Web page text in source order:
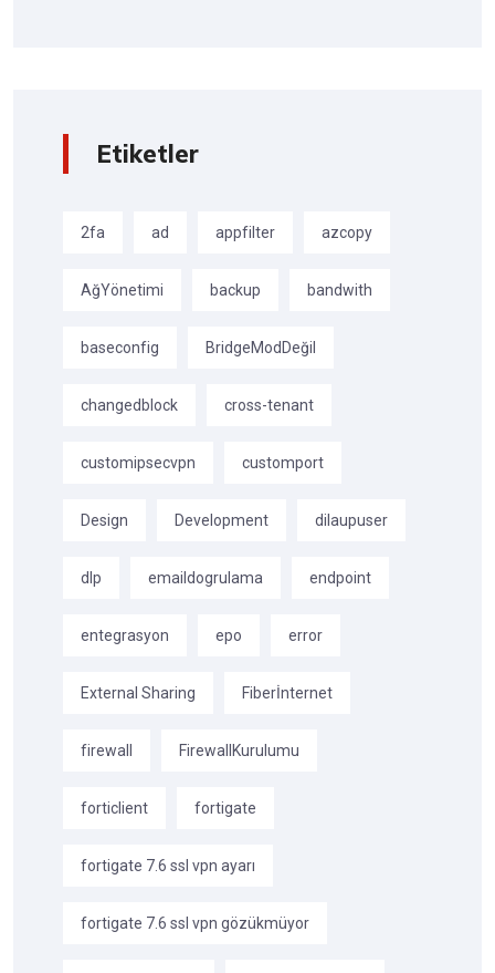
Etiketler
2fa ad appfilter azcopy
AğYönetimi backup bandwith
baseconfig BridgeModDeğil
changedblock cross-tenant
customipsecvpn customport
Design Development dilaupuser
dlp emaildogrulama endpoint
entegrasyon epo error
External Sharing Fiberİnternet
firewall FirewallKurulumu
forticlient fortigate
fortigate 7.6 ssl vpn ayarı
fortigate 7.6 ssl vpn gözükmüyor